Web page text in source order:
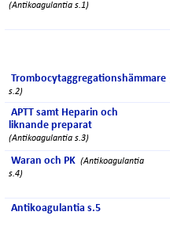
(Antikoagulantia s.1)
Trombocytaggregationshämmare
s.2)
APTT samt Heparin och
liknande preparat
(Antikoagulantia s.3)
Waran och PK (Antikoagulantia
s.4)
Antikoagulantia s.5